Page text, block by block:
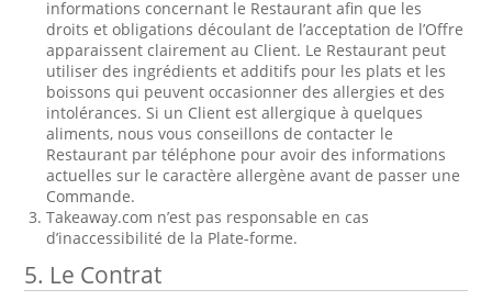
informations concernant le Restaurant afin que les
droits et obligations découlant de l’acceptation de l’Offre
apparaissent clairement au Client. Le Restaurant peut
utiliser des ingrédients et additifs pour les plats et les
boissons qui peuvent occasionner des allergies et des
intolérances. Si un Client est allergique à quelques
aliments, nous vous conseillons de contacter le
Restaurant par téléphone pour avoir des informations
actuelles sur le caractère allergène avant de passer une
Commande.
Takeaway.com n’est pas responsable en cas
d’inaccessibilité de la Plate-forme.
5. Le Contrat